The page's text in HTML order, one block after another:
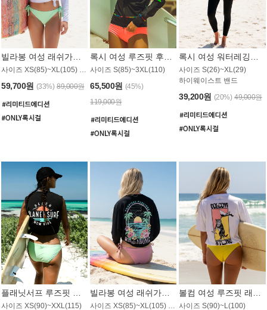
59,700원 (33%) 89,000원
사이즈 S(85)~3XL(110)
65,500원 (45%)
119,000원
사이즈 S(26)~XL(29)
하이웨이스트 밴드
39,200원 (20%) 49,000원
사이즈 XS(90)~XXL(115) 사이즈 XS(85)~XL(105) / 오버핏 사이즈 S(90)~L(100)